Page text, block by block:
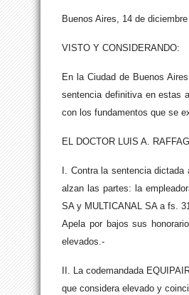
Buenos Aires, 14 de
VISTO Y CONSIDERANDO:
En la Ciudad de Buenos
sentencia definitiva en estas
con los fundamentos que se
EL DOCTOR LUIS A.
I. Contra la sentencia
alzan las partes: la
SA y MULTICANAL SA a fs.
Apela por bajos sus
elevados.-
II. La codemandada
que considera elevado y